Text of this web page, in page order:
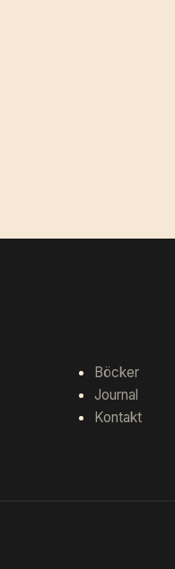
Böcker
Journal
Kontakt